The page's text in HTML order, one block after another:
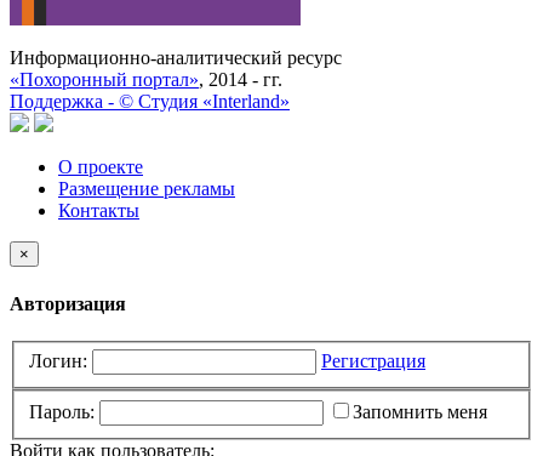
Информационно-аналитический ресурс
«Похоронный портал», 2014 - гг.
Поддержка - © Cтудия «Interland»
О проекте
Размещение рекламы
Контакты
×
Авторизация
Логин: Регистрация
Пароль:
Запомнить меня
Войти как пользователь: